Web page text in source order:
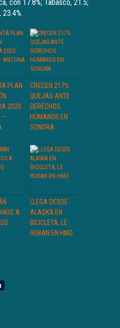
con 17.8%; Tabasco, 21.5;
PLAN
2020
–
CRECEN 217%
QUEJAS ANTE
DERECHOS
HUMANOS EN
SONORA
A
LLEGA DESDE
ALASKA EN
BICICLETA, LE
ROBAN EN HMO